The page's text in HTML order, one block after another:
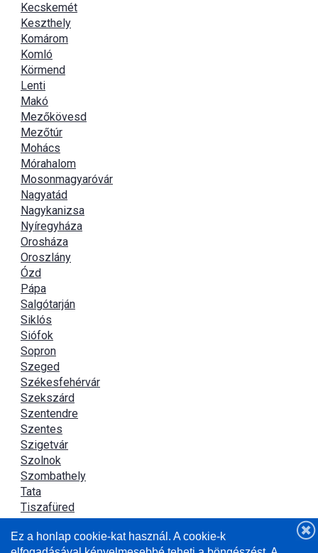
Kecskemét
Keszthely
Komárom
Komló
Körmend
Lenti
Makó
Mezőkövesd
Mezőtúr
Mohács
Mórahalom
Mosonmagyaróvár
Nagyatád
Nagykanizsa
Nyíregyháza
Orosháza
Oroszlány
Ózd
Pápa
Salgótarján
Siklós
Siófok
Sopron
Szeged
Székesfehérvár
Szekszárd
Szentendre
Szentes
Szigetvár
Szolnok
Szombathely
Tata
Tiszafüred
Újszász
Ez a honlap cookie-kat használ. A cookie-k